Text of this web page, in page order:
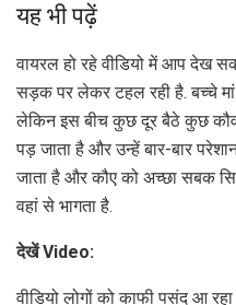
यह भी पढ़ें
वायरल हो रहे वीडियो में आप देख
सड़क पर लेकर टहल रही है. बच्चे
लेकिन इस बीच कुछ दूर बैठे कुछ
पड़ जाता है और उन्हें बार-बार
जाता है और कौए को अच्छा सबक
वहां से भागता है.
देखें Video:
वीडियो लोगों को काफी पसंद आ